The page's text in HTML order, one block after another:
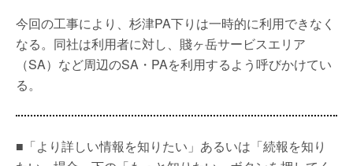
今回の工事により、杉津PA下りは一時的に利用できなく
なる。同社は利用者に対し、賤ヶ岳サービスエリア
（SA）など周辺のSA・PAを利用するよう呼びかけてい
る。
■「より詳しい情報を知りたい」あるいは「続報を知り